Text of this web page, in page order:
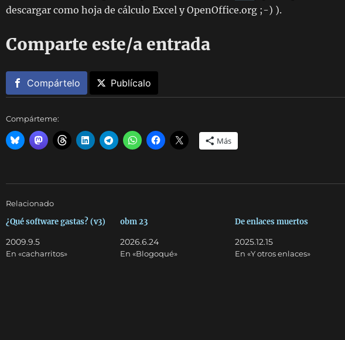
descargar como hoja de cálculo Excel y OpenOffice.org ;-) ).
Comparte este/a entrada
Compártelo Publícalo
Compárteme:
Más
Relacionado
¿Qué software gastas? (v3)
2009.9.5
En «cacharritos»
obm 23
2026.6.24
En «Blogoqué»
De enlaces muertos
2025.12.15
En «Y otros enlaces»